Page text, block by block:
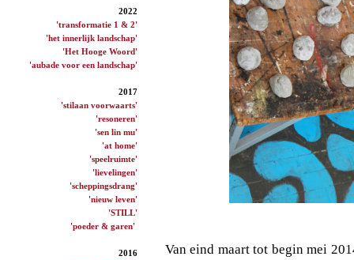
2022
'transformatie 1 & 2'
'het innerlijk landschap'
'Het Hooge Woord'
'aubade voor een landschap'
2017
'stilaan voorwaarts'
'resoneren'
'sen lin mu'
'at home'
'speelruimte'
'lievelingen'
'scheppingsdrang'
'nieuw leven'
'STILL'
'poeder & garen'
2016
Van eind maart tot begin mei